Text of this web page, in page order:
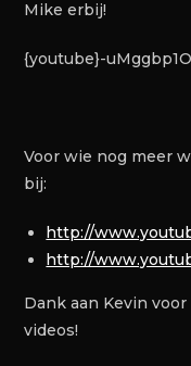
Mike erbij!
{youtube}-
Voor wie nog meer
bij:
http://
http://
Dank aan Kevin
videos!